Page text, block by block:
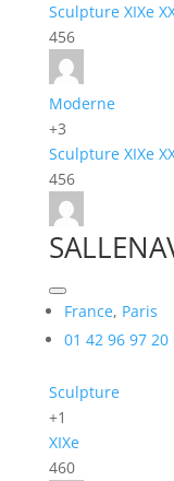
Sculpture XIXe
456
Moderne
+3
Sculpture XIXe
456
France, Paris
01 42 96 97 20
Sculpture
+1
XIXe
460